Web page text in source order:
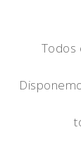
Todos